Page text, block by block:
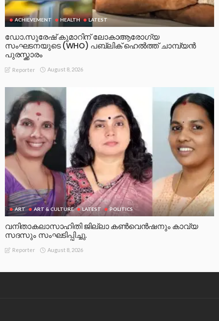
ACHIEVEMENT HEALTH LATEST
ഡോ.സുരേഷ് കുമാറിന് ലോകാആരോഗ്യ
സംഘടനയുടെ (WHO) പബ്ലിക് ഹെൽത്ത് ചാമ്പ്യൻ
പുരസ്ക്കാരം
Reporter August 8, 2026
ART ART & CULTURE LATEST POLITICS
വനിതാകലാസാഹിതി ജില്ലാ കൺവെൻഷനും കാവ്യ
സദസും സംഘടിപ്പിച്ചു.
Reporter August 8, 2026